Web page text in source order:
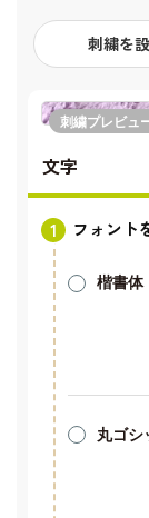
刺繍を
刺繍プレビュ
文字
フォント
楷書体
丸ゴシ